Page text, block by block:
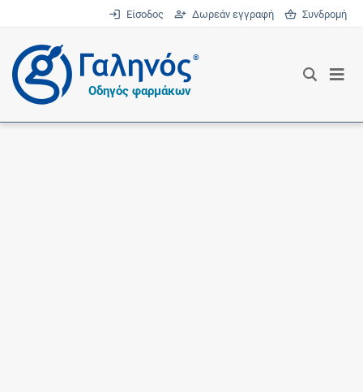
Είσοδος Δωρεάν εγγραφή Συνδρομή
®
Οδηγός φαρμάκων